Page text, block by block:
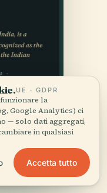
UE · GDPR
la
Google Analytics) ci
— solo dati aggregati,
in qualsiasi
Accetta tutto